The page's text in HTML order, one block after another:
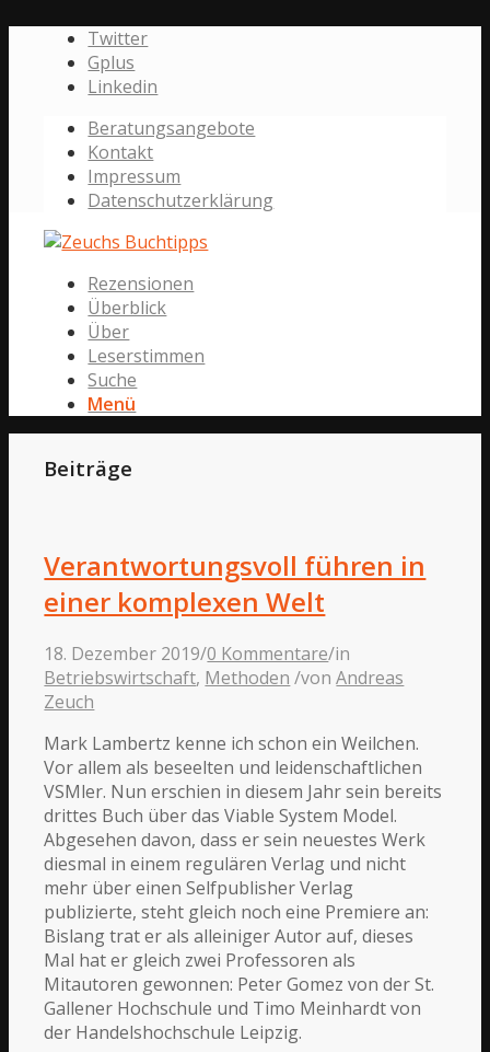
Twitter
Gplus
Linkedin
Beratungsangebote
Kontakt
Impressum
Datenschutzerklärung
Rezensionen
Überblick
Über
Leserstimmen
Suche
Menü
Beiträge
Verantwortungsvoll führen in
einer komplexen Welt
18. Dezember 2019/0 Kommentare/in
Betriebswirtschaft, Methoden /vonAndreas
Zeuch
Mark Lambertz kenne ich schon ein Weilchen.
Vor allem als beseelten und leidenschaftlichen
VSMler. Nun erschien in diesem Jahr sein bereits
drittes Buch über das Viable System Model.
Abgesehen davon, dass er sein neuestes Werk
diesmal in einem regulären Verlag und nicht
mehr über einen Selfpublisher Verlag
publizierte, steht gleich noch eine Premiere an:
Bislang trat er als alleiniger Autor auf, dieses
Mal hat er gleich zwei Professoren als
Mitautoren gewonnen: Peter Gomez von der St.
Gallener Hochschule und Timo Meinhardt von
der Handelshochschule Leipzig.